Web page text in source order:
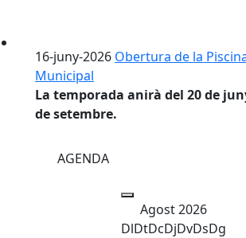
16-juny-2026 Obertura de la
Municipal
La temporada anirà del 20 de
de setembre.
AGENDA
Agost 2026
DlDtDcDjDvDsDg